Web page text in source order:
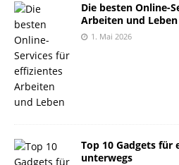
Die besten Online-
Arbeiten und Leben
1. Mai 2026
Top 10 Gadgets
unterwegs